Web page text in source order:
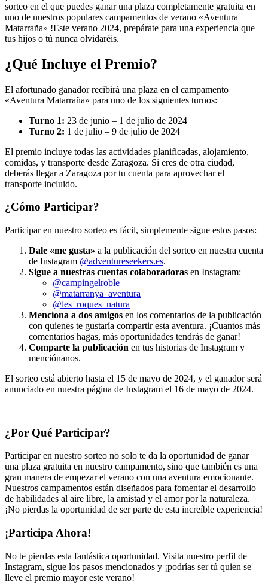
sorteo en el que puedes ganar una plaza completamente gratuita en
uno de nuestros populares campamentos de verano «Aventura
Matarraña» !Este verano 2024, prepárate para una experiencia que
tus hijos o tú nunca olvidaréis.
¿Qué Incluye el Premio?
El afortunado ganador recibirá una plaza en el campamento
«Aventura Matarraña» para uno de los siguientes turnos:
Turno 1: 23 de junio – 1 de julio de 2024
Turno 2: 1 de julio – 9 de julio de 2024
El premio incluye todas las actividades planificadas, alojamiento,
comidas, y transporte desde Zaragoza. Si eres de otra ciudad,
deberás llegar a Zaragoza por tu cuenta para aprovechar el
transporte incluido.
¿Cómo Participar?
Participar en nuestro sorteo es fácil, simplemente sigue estos pasos:
Dale «me gusta» a la publicación del sorteo en nuestra cuenta
de Instagram @adventureseekers.es.
Sigue a nuestras cuentas colaboradoras en Instagram:
@campingelroble
@matarranya_aventura
@les_roques_natura
Menciona a dos amigos en los comentarios de la publicación
con quienes te gustaría compartir esta aventura. ¡Cuantos más
comentarios hagas, más oportunidades tendrás de ganar!
Comparte la publicación en tus historias de Instagram y
menciónanos.
El sorteo está abierto hasta el 15 de mayo de 2024, y el ganador será
anunciado en nuestra página de Instagram el 16 de mayo de 2024.
¿Por Qué Participar?
Participar en nuestro sorteo no solo te da la oportunidad de ganar
una plaza gratuita en nuestro campamento, sino que también es una
gran manera de empezar el verano con una aventura emocionante.
Nuestros campamentos están diseñados para fomentar el desarrollo
de habilidades al aire libre, la amistad y el amor por la naturaleza.
¡No pierdas la oportunidad de ser parte de esta increíble experiencia!
¡Participa Ahora!
No te pierdas esta fantástica oportunidad. Visita nuestro perfil de
Instagram, sigue los pasos mencionados y ¡podrías ser tú quien se
lleve el premio mayor este verano!